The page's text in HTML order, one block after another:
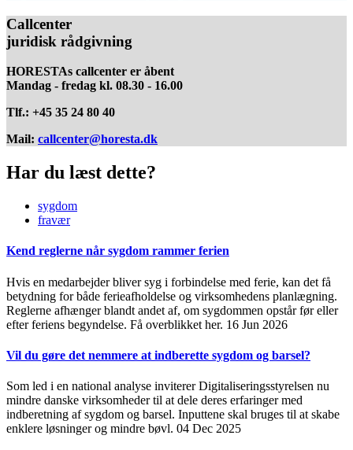
Callcenter
juridisk rådgivning
HORESTAs callcenter er åbent
Mandag - fredag kl. 08.30 - 16.00
Tlf.: +45 35 24 80 40
Mail: callcenter@horesta.dk
Har du læst dette?
sygdom
fravær
Kend reglerne når sygdom rammer ferien
Hvis en medarbejder bliver syg i forbindelse med ferie, kan det få
betydning for både ferieafholdelse og virksomhedens planlægning.
Reglerne afhænger blandt andet af, om sygdommen opstår før eller
efter feriens begyndelse. Få overblikket her. 16 Jun 2026
Vil du gøre det nemmere at indberette sygdom og barsel?
Som led i en national analyse inviterer Digitaliseringsstyrelsen nu
mindre danske virksomheder til at dele deres erfaringer med
indberetning af sygdom og barsel. Inputtene skal bruges til at skabe
enklere løsninger og mindre bøvl. 04 Dec 2025